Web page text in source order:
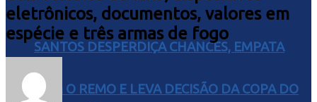
SANTOS DESPERDIÇA CHANCES, EMPATA
COM O REMO E LEVA DECISÃO DA COPA DO
eletrônicos, documentos, valores em
espécie e três armas de fogo